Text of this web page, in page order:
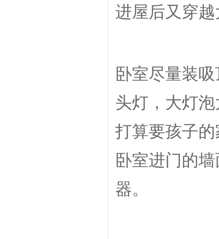
进屋后又穿
卧室尽量装
头灯，大灯
打算要孩子
卧室进门的
器。